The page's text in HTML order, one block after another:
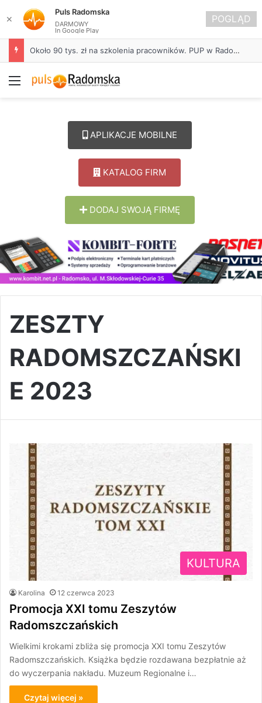
Około 90 tys. zł na szkolenia pracowników. PUP w Radomsku ogłasza nabór wniosków
Menu
APLIKACJE MOBILNE
KATALOG FIRM
DODAJ SWOJĄ FIRMĘ
ZESZTY
RADOMSZCZAŃSKI
E 2023
KULTURA
Karolina 12 czerwca 2023
Promocja XXI tomu Zeszytów
Radomszczańskich
Wielkimi krokami zbliża się promocja XXI tomu Zeszytów
Radomszczańskich. Książka będzie rozdawana bezpłatnie aż
do wyczerpania nakładu. Muzeum Regionalne i…
Czytaj więcej »
✕
Puls Radomska
DARMOWY
In Google Play
POGLĄD